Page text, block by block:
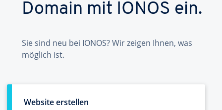
Domain mit IONOS ein.
Sie sind neu bei IONOS? Wir zeigen Ihnen, was
möglich ist.
Website erstellen